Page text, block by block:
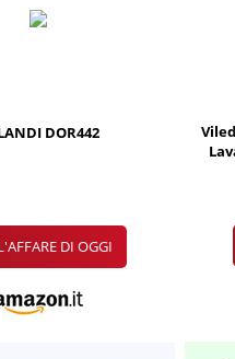
DOR442
DI OGGI